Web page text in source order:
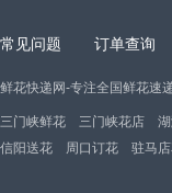
常见问题 订单查询
鲜花快递网-专注全国鲜花速
三门峡鲜花 三门峡花店
信阳送花
周口订花 驻马